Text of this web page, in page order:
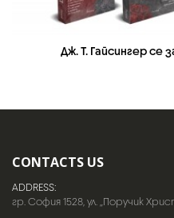
Дж. Т. Гайсингер се
CONTACTS US
ADDRESS:
гр. София 1528, ул. „Поручик